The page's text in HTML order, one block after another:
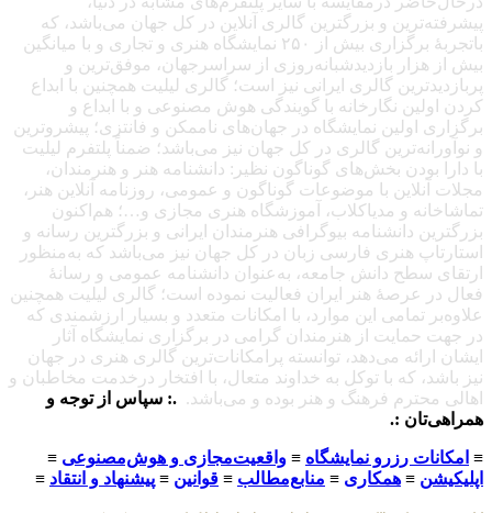
پیشرفته‌ترین و بزرگترین گالری آنلاین در کل جهان می‌باشد، که
باتجربهٔ برگزاری بیش از ۲۵۰ نمایشگاه هنری و تجاری و با میانگین
بیش از هزار بازدیدشبانه‌روزی از سراسرجهان، موفق‌ترین و
پربازدیدترین گالری ایرانی نیز است؛ گالری لیلیت همچنین با ابداع
کردن اولین نگارخانه با گویندگی هوش مصنوعی و با ابداع و
برگزاری اولین نمایشگاه در جهان‌های ناممکن و فانتزی؛ پیشروترین
و نوآورانه‌ترین گالری در کل جهان نیز می‌باشد؛ ضمناً پلتفرم لیلیت
با دارا بودن بخش‌های گوناگون نظیر: دانشنامه هنر و هنرمندان،
مجلات آنلاین با موضوعات گوناگون و عمومی، روزنامه آنلاین هنر،
تماشاخانه و مدیاکلاب، آموزشگاه هنری مجازی و…؛ هم‌اکنون
بزرگترین دانشنامه بیوگرافی هنرمندان ایرانی و بزرگترین رسانه و
استارتاپ هنری فارسی زبان در کل جهان نیز می‌باشد که به‌منظور
ارتقای سطح دانش جامعه، به‌عنوان دانشنامه عمومی و رسانهٔ
فعال در عرصهٔ هنر ایران فعالیت نموده است؛ گالری لیلیت همچنین
علاوه‌بر تمامی این موارد، با امکانات متعدد و بسیار ارزشمندی که
در جهت حمایت از هنرمندان گرامی در برگزاری نمایشگاه آثار
ایشان ارائه می‌دهد، توانسته پرامکانات‌ترین گالری هنری در جهان
نیز باشد، که با توکل به خداوند متعال، با افتخار درخدمت مخاطبان و
اهالی محترم فرهنگ و هنر بوده و می‌باشد. .: سپاس از توجه و
همراهی‌تان :.
≡ امکانات رزرو نمایشگاه ≡ واقعیت‌مجازی و هوش‌مصنوعی ≡
اپلیکیشن ≡ همکاری ≡ منابع‌مطالب ≡ قوانین ≡ پیشنهاد و انتقاد ≡